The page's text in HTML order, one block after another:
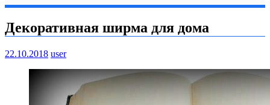
Декоративная ширма для дома
22.10.2018 user